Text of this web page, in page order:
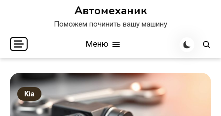
Автомеханик
Поможем починить вашу машину
Меню
Kia